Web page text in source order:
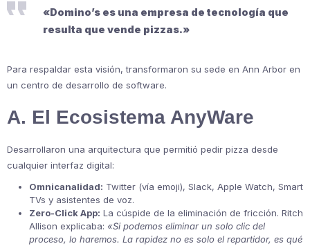
«Domino’s es una empresa de tecnología que
resulta que vende pizzas.»
Para respaldar esta visión, transformaron su sede en Ann Arbor en
un centro de desarrollo de software.
A. El Ecosistema AnyWare
Desarrollaron una arquitectura que permitió pedir pizza desde
cualquier interfaz digital:
Omnicanalidad: Twitter (vía emoji), Slack, Apple Watch, Smart
TVs y asistentes de voz.
Zero-Click App: La cúspide de la eliminación de fricción. Ritch
Allison explicaba: «Si podemos eliminar un solo clic del
proceso, lo haremos. La rapidez no es solo el repartidor, es qué